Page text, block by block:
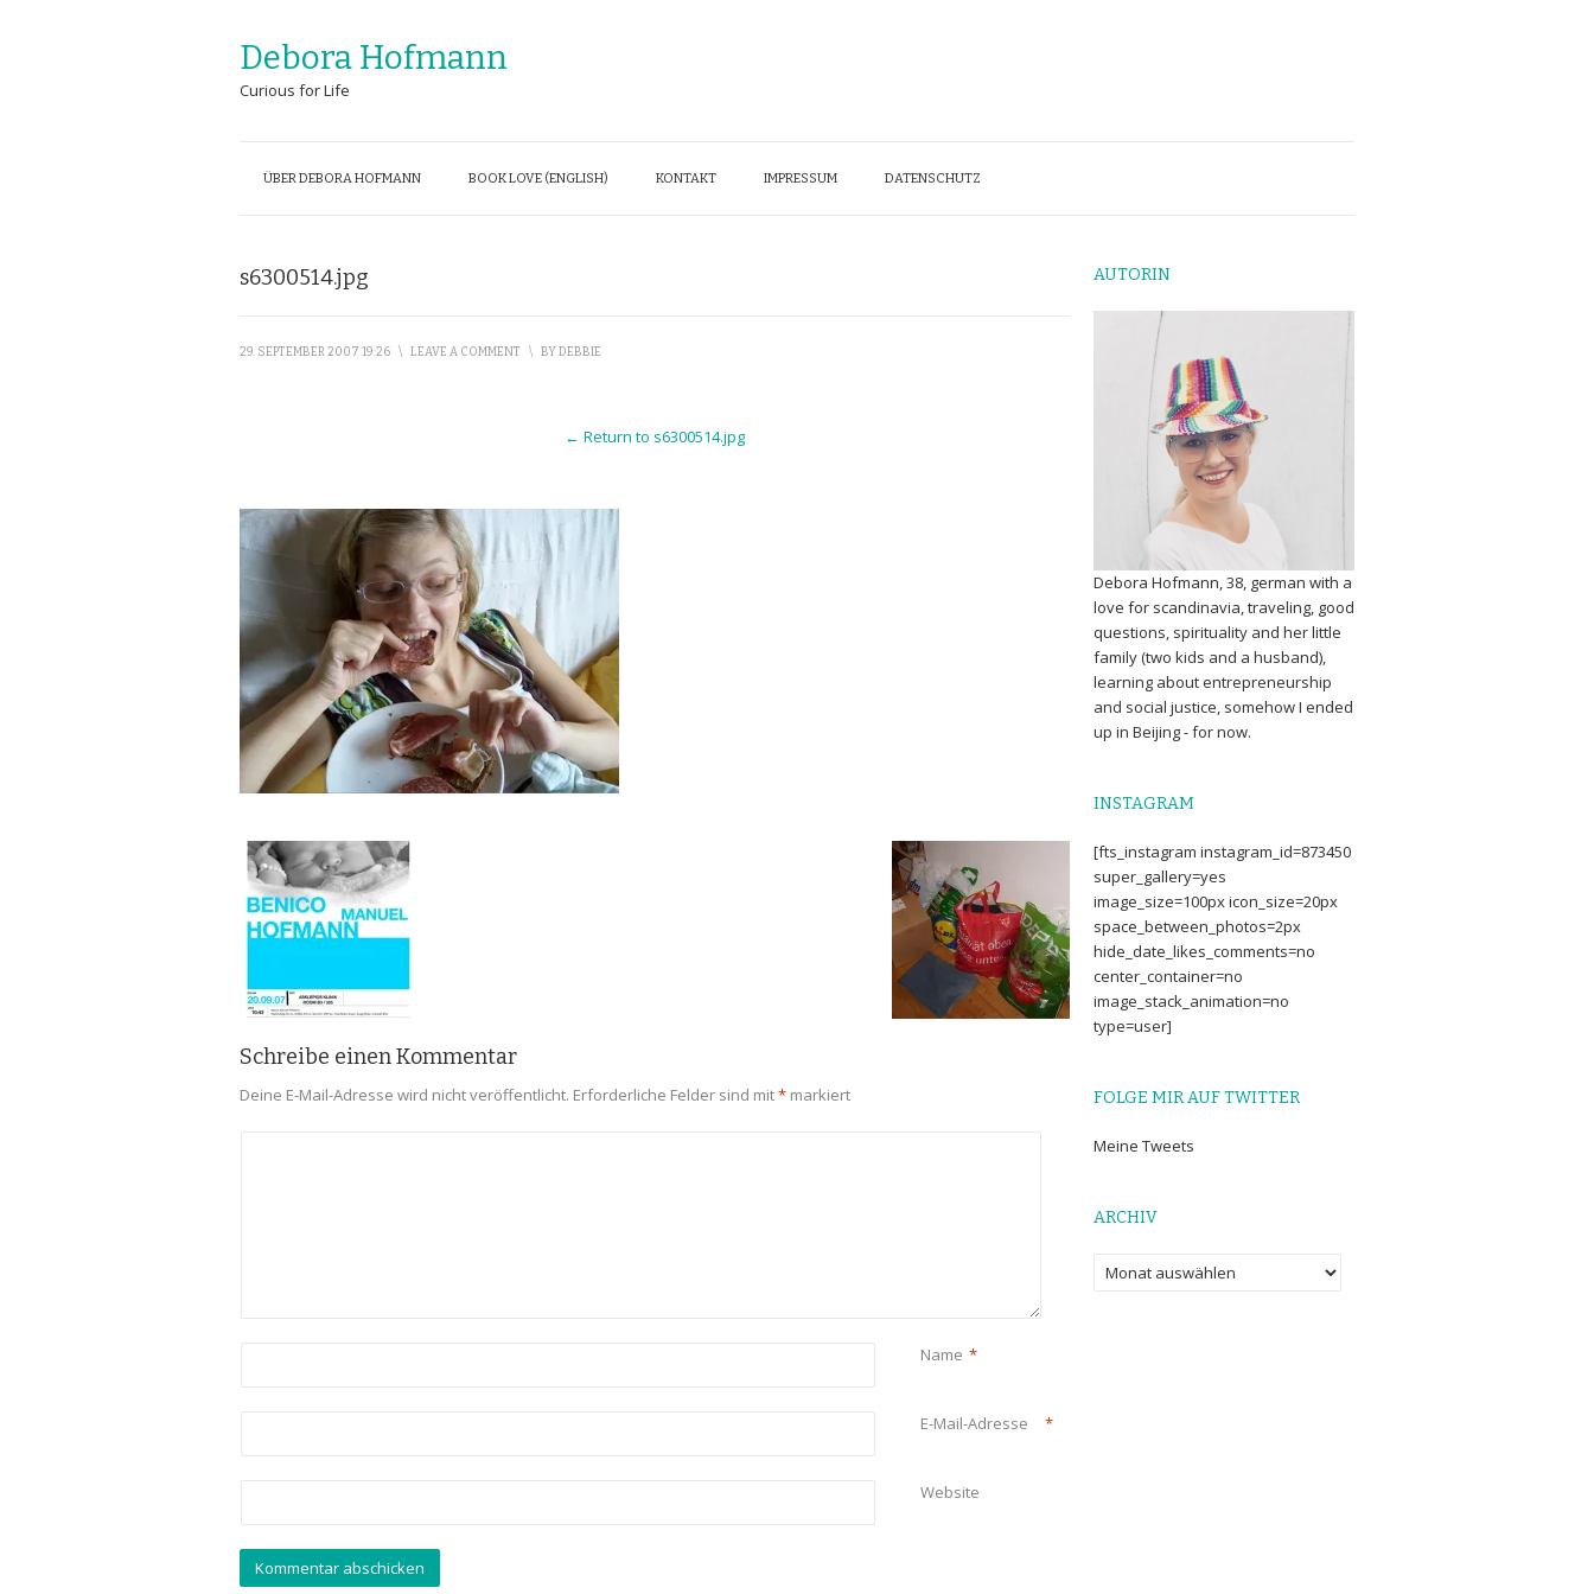
Debora Hofmann
Curious for Life
ÜBER DEBORA HOFMANN BOOK LOVE (ENGLISH) KONTAKT IMPRESSUM DATENSCHUTZ
s6300514.jpg
29. SEPTEMBER 2007 19:26 \ LEAVE A COMMENT \ BYDEBBIE
← Return to s6300514.jpg
Schreibe einen Kommentar
Deine E-Mail-Adresse wird nicht veröffentlicht. Erforderliche Felder sind mit* markiert
Name *
E-Mail-Adresse *
Website
AUTORIN
Debora Hofmann, 38, german with a
love for scandinavia, traveling, good
questions, spirituality and her little
family (two kids and a husband),
learning about entrepreneurship
and social justice, somehow I ended
up in Beijing - for now.
INSTAGRAM
[fts_instagram instagram_id=873450
super_gallery=yes
image_size=100px icon_size=20px
space_between_photos=2px
hide_date_likes_comments=no
center_container=no
image_stack_animation=no
type=user]
FOLGE MIR AUF TWITTER
Meine Tweets
ARCHIV
Archiv